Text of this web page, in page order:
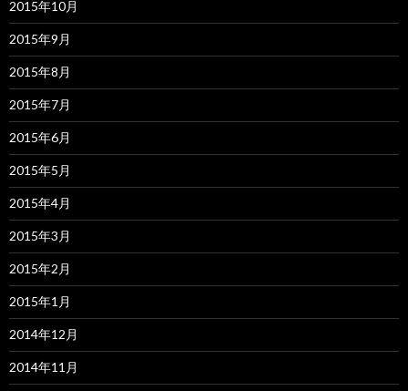
2015年10月
2015年9月
2015年8月
2015年7月
2015年6月
2015年5月
2015年4月
2015年3月
2015年2月
2015年1月
2014年12月
2014年11月